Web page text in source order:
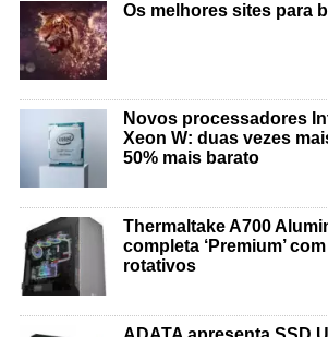
Os melhores sites para
Novos processadores
Xeon W: duas vezes
50% mais barato
Thermaltake A700
completa ‘Premium’
rotativos